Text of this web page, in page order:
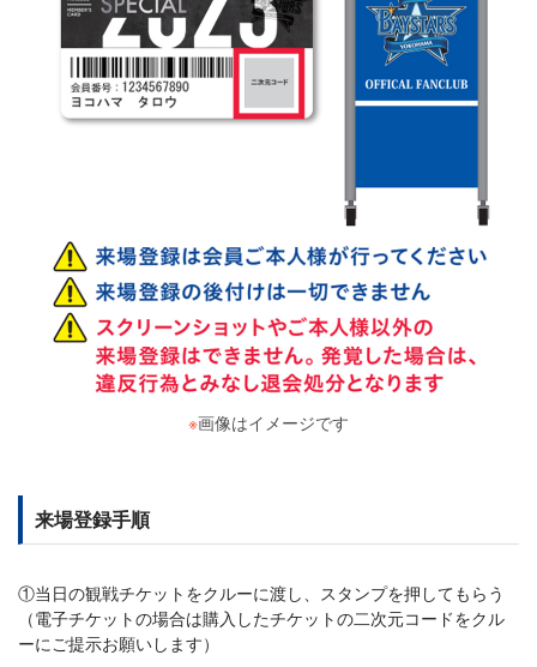
※画像はイメージです
来場登録手順
①当日の観戦チケットをクルーに渡し、スタンプを押してもらう
（電子チケットの場合は購入したチケットの二次元コードをクル
ーにご提示お願いします）